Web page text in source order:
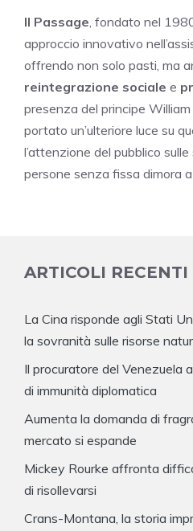
Il Passage, fondato nel
approccio innovativo
offrendo non solo pasti, ma
reintegrazione sociale e
presenza del principe
portato un’ulteriore luce su
l’attenzione del pubblico
persone senza fissa dimora a
ARTICOLI RECENTI
La Cina risponde agli Stati
la sovranità sulle risorse
Il procuratore del Venezuela
di immunità diplomatica
Aumenta la domanda di
mercato si espande
Mickey Rourke affronta
di risollevarsi
Crans-Montana, la storia